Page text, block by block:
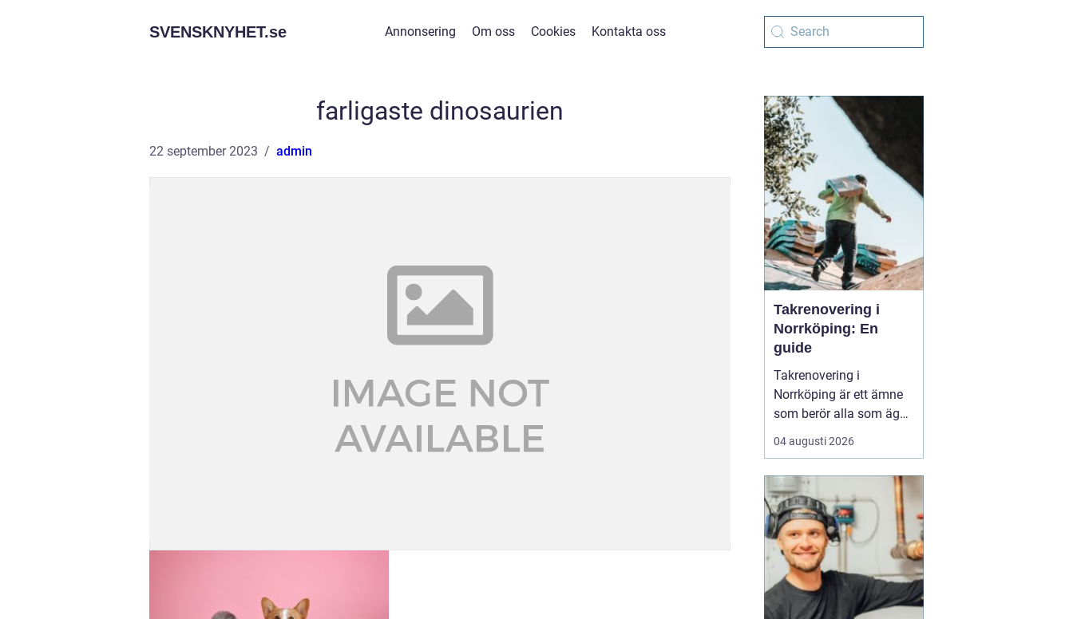
SVENSKNYHET.se Annonsering Om oss Cookies Kontakta oss
farligaste dinosaurien
22 september 2023 admin
Takrenovering i
Norrköping: En
guide
Takrenovering i
Norrköping är ett ämne
som berör alla som äger
hus, radhus eller
flerfamiljshus i området.
viktigaste skydd mot
regn, snö och fukt, och
en i tid genomförd
renovering kan sp...
04 augusti 2026